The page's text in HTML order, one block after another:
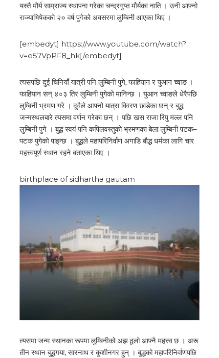
यस्तै मौर्य साम्राज्य स्थापना गरेका चन्द्रगुप्त मौर्यका नाति । उनी आफ्नो
राज्याभिषेकको २० वर्ष पुगेको अवसरमा लुम्बिनी आएका थिए ।
[embedyt] https://www.youtube.com/watch?
v=e57VpPF8_hk[/embedyt]
त्यसपछि दुई चिनियाँ यात्री पनि लुम्बिनी पुगे, फाहियान र युआन च्वाङ ।
फाहियान सन् ४०३ तिर लुम्बिनी पुगेको मानिन्छ । युआन च्वाङले धेरैपछि
लुम्बिनी भ्रमण गरे । दुवैले आफ्नो यात्रा विवरण छाडेका छन् र बुद्ध
जन्मस्थलबारे त्यसमा वर्णन गरेका छन् । पछि खस राजा रिपु मल्ल पनि
लुम्बिनी पुगे । बुद्ध स्वयं पनि कपिलवस्तुको भ्रमणका बेला लुम्बिनी पटक–
पटक पुगेको पाइन्छ । बुद्धले महापरिनिर्वाण अगाडि बौद्ध धर्मका लागि चार
महत्त्वपूर्ण स्थान रहने बताएका थिए ।
birthplace of sidhartha gautam
त्यसमा जन्म स्थानका रूपमा लुम्बिनीको अझ ठूलो आफ्नै महत्त्व छ । अरू
तीन स्थान बुद्धगया, सारनाथ र कुशीनगर हुन् । बुद्धको महापरिनिर्वाणपछि